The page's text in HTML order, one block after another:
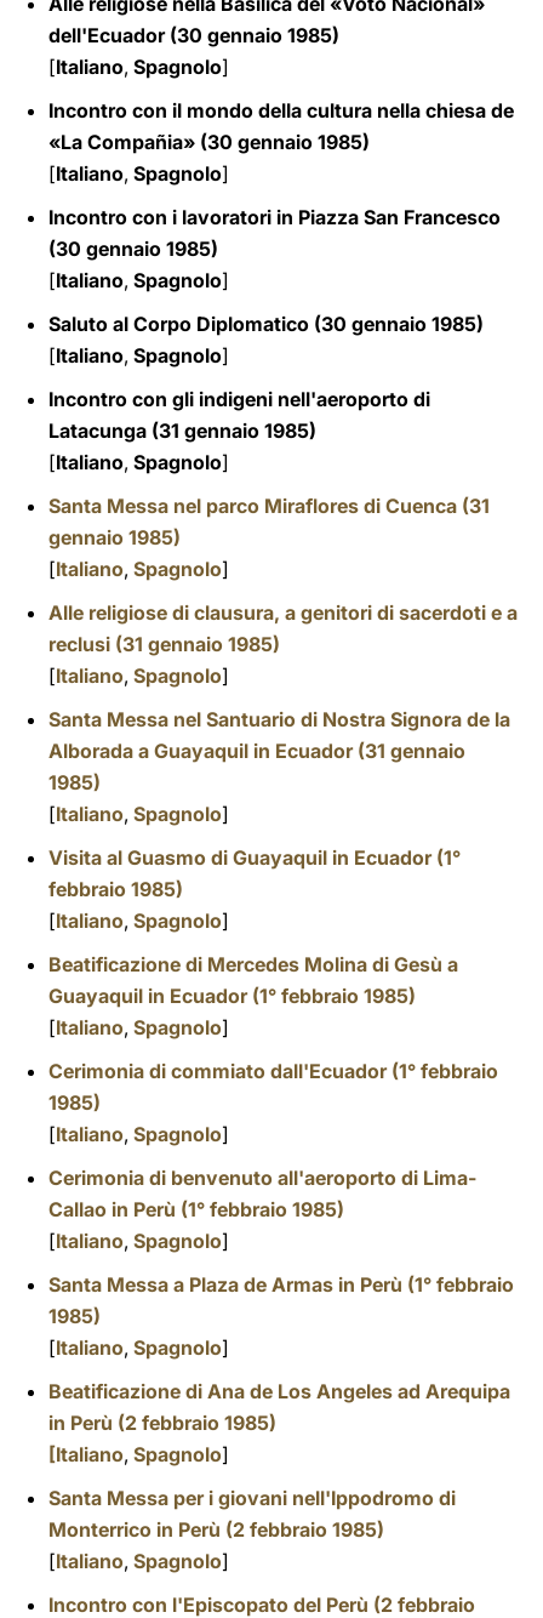
dell'Ecuador (30 gennaio 1985)
[Italiano, Spagnolo]
Incontro con il mondo della cultura nella chiesa de
«La Compañia» (30 gennaio 1985)
[Italiano, Spagnolo]
Incontro con i lavoratori in Piazza San Francesco
(30 gennaio 1985)
[Italiano, Spagnolo]
Saluto al Corpo Diplomatico (30 gennaio 1985)
[Italiano, Spagnolo]
Incontro con gli indigeni nell'aeroporto di
Latacunga (31 gennaio 1985)
[Italiano, Spagnolo]
Santa Messa nel parco Miraflores di Cuenca (31
gennaio 1985)
[Italiano, Spagnolo]
Alle religiose di clausura, a genitori di sacerdoti e a
reclusi (31 gennaio 1985)
[Italiano, Spagnolo]
Santa Messa nel Santuario di Nostra Signora de la
Alborada a Guayaquil in Ecuador (31 gennaio
1985)
[Italiano, Spagnolo]
Visita al Guasmo di Guayaquil in Ecuador (1°
febbraio 1985)
[Italiano, Spagnolo]
Beatificazione di Mercedes Molina di Gesù a
Guayaquil in Ecuador (1° febbraio 1985)
[Italiano, Spagnolo]
Cerimonia di commiato dall'Ecuador (1° febbraio
1985)
[Italiano, Spagnolo]
Cerimonia di benvenuto all'aeroporto di Lima-
Callao in Perù (1° febbraio 1985)
[Italiano, Spagnolo]
Santa Messa a Plaza de Armas in Perù (1° febbraio
1985)
[Italiano, Spagnolo]
Beatificazione di Ana de Los Angeles ad Arequipa
in Perù (2 febbraio 1985)
[Italiano, Spagnolo]
Santa Messa per i giovani nell'Ippodromo di
Monterrico in Perù (2 febbraio 1985)
[Italiano, Spagnolo]
Incontro con l'Episcopato del Perù (2 febbraio